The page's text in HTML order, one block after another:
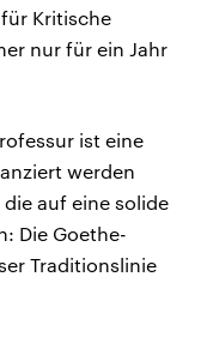
Kritische
nur für ein Jahr
ist eine
werden
auf eine solide
Die Goethe-
Traditionslinie